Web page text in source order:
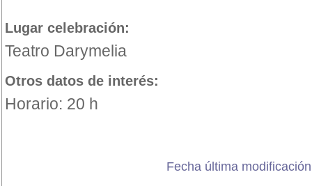
Lugar celebración:
Teatro Darymelia
Otros datos de interés:
Horario: 20 h
Fecha última